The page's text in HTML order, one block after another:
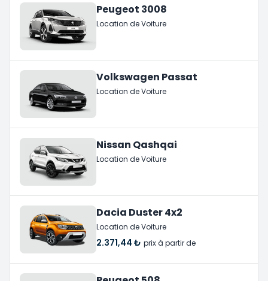
Peugeot 3008
Location de Voiture
Volkswagen Passat
Location de Voiture
Nissan Qashqai
Location de Voiture
Dacia Duster 4x2
Location de Voiture
2.371,44 ₺ prix à partir de